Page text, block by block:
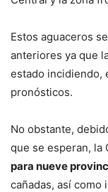
Estos aguaceros
anteriores ya que
estado incidiendo,
pronósticos.
No obstante,
que se esperan, la
para nueve
cañadas, así como